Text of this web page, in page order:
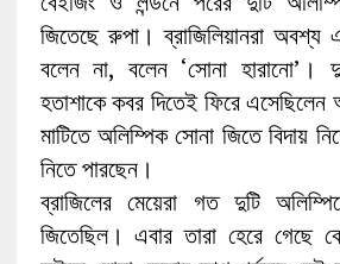
জিতেছে রুপা। ব্রাজিলিয়ানরা অবশ্য
বলেন না, বলেন ‘সোনা হারানো’।
হতাশাকে কবর দিতেই ফিরে
মাটিতে অলিম্পিক সোনা জিতে বিদায়
নিতে পারছেন।
ব্রাজিলের মেয়েরা গত দুটি
জিতেছিল। এবার তারা হেরে গেছে